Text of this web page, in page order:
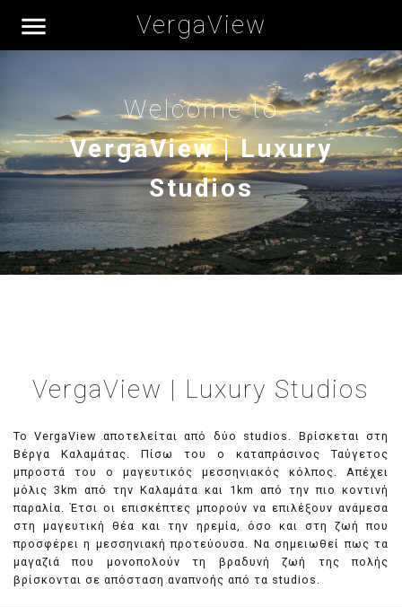
 VergaView
Welcome to
VergaView | Luxury
Studios
VergaView | Luxury Studios
Το VergaView αποτελείται από δύο studios. Βρίσκεται στη
Βέργα Καλαμάτας. Πίσω του ο καταπράσινος Ταύγετος
μπροστά του ο μαγευτικός μεσσηνιακός κόλπος. Απέχει
μόλις 3km από την Καλαμάτα και 1km από την πιο κοντινή
παραλία. Έτσι οι επισκέπτες μπορούν να επιλέξουν ανάμεσα
στη μαγευτική θέα και την ηρεμία, όσο και στη ζωή που
προσφέρει η μεσσηνιακή προτεύουσα. Να σημειωθεί πως τα
μαγαζιά που μονοπολούν τη βραδυνή ζωή της πολής
βρίσκονται σε απόσταση αναπνοής από τα studios.